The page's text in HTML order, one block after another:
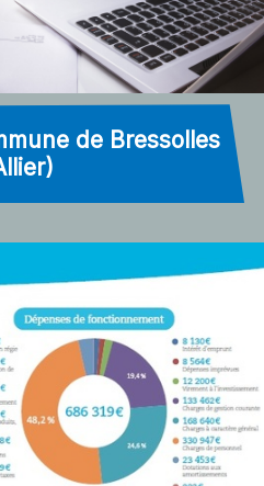
de Bressolles